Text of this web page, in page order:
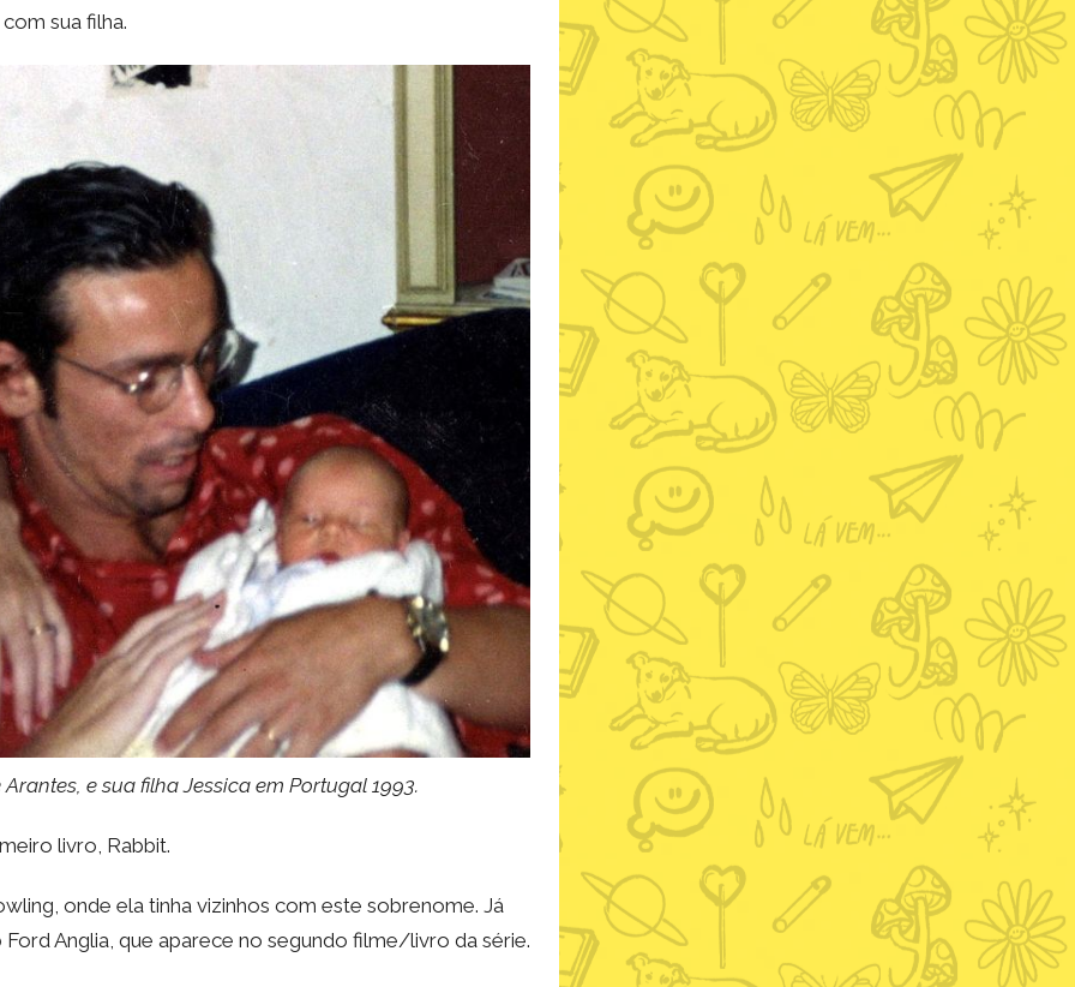
sua filha.
e sua filha Jessica em Portugal 1993.
livro, Rabbit.
onde ela tinha vizinhos com este sobrenome. Já
Anglia, que aparece no segundo filme/livro da série.